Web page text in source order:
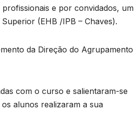
e por convidados, um
(EHB /IPB – Chaves).
da Direção do Agrupamento
com o curso e salientaram-se
alunos realizaram a sua